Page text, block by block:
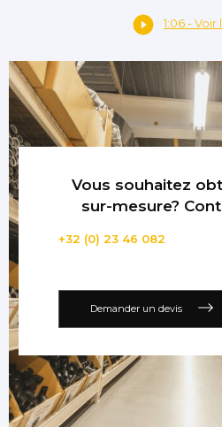
1:06 - Voir
Vous souhaitez
sur-mesure?
+32 (0) 23 46 082
Demander un devis